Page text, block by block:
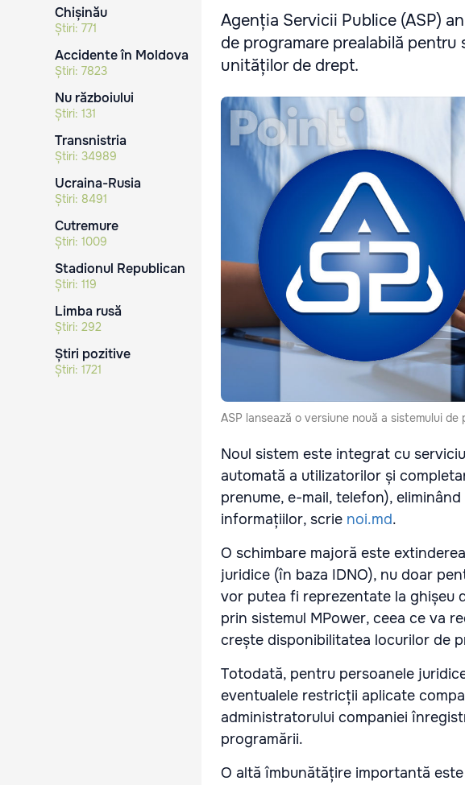
Chișinău
Știri: 771
Accidente în Moldova
Știri: 7823
Nu războiului
Știri: 131
Transnistria
Știri: 34989
Ucraina-Rusia
Știri: 8491
Cutremure
Știri: 1009
Stadionul Republican
Știri: 119
Limba rusă
Știri: 292
Știri pozitive
Știri: 1721
Agenția Servicii Publice (ASP)
de programare prealabilă
unităților de drept.
ASP lansează o versiune nouă a sistemului de
Noul sistem este integrat cu
automată a utilizatorilor și
prenume, e-mail, telefon),
informațiilor, scrie noi.md.
O schimbare majoră este
juridice (în baza IDNO), nu doar
vor putea fi reprezentate la ghișeu
prin sistemul MPower, ceea ce va
crește disponibilitatea locurilor de
Totodată, pentru persoanele
eventualele restricții aplicate
administratorului companiei
programării.
O altă îmbunătățire importantă